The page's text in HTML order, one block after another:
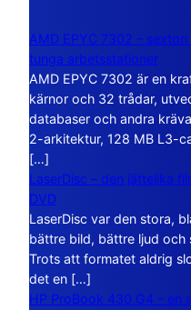
AMD EPYC 7302 –
tunga arbetsstationer
AMD EPYC 7302 är en
kärnor och 32 trådar,
databaser och andra
2-arkitektur, 128 MB L3-
[…]
LaserDisc – den jättelika
DVD
LaserDisc var den stora,
bättre bild, bättre ljud och
Trots att formatet aldrig
det en […]
HP ProBook 430 G4 – en